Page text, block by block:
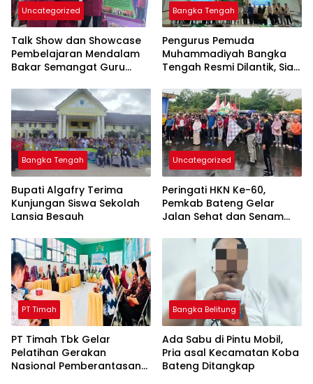
Uncategorized
Talk Show dan Showcase
Pembelajaran Mendalam
Bakar Semangat Guru
Inovasi di Kelas
Bangka Tengah
Pengurus Pemuda
Muhammadiyah Bangka
Tengah Resmi Dilantik, Siap
Pembangunan Daerah
Bangka Tengah
Bupati Algafry Terima
Kunjungan Siswa Sekolah
Lansia Besauh
Uncategorized
Peringati HKN Ke-60,
Pemkab Bateng Gelar
Jalan Sehat dan Senam
PT Timah
PT Timah Tbk Gelar
Pelatihan Gerakan
Nasional Pemberantasan
Bangka Belitung
Ada Sabu di Pintu Mobil,
Pria asal Kecamatan Koba
Bateng Ditangkap